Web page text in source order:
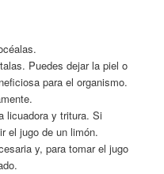
Puedes dejar la piel o
para el organismo.
licuadora y tritura. Si
el jugo de un limón.
y, para tomar el jugo